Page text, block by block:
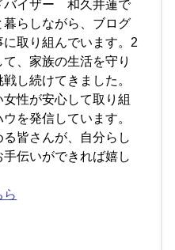
バイザー 和久井蓮で
らしながら、ブログ
取り組んでいます。2
、家族の生活を守り
し続けてきました。
性が安心して取り組
を発信しています。
皆さんが、自分らし
伝いができれば嬉し
ら